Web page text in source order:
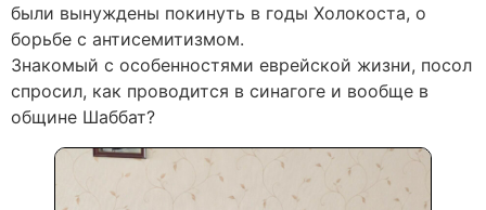
были вынуждены покинуть в годы Холокоста, о
борьбе с антисемитизмом.
Знакомый с особенностями еврейской жизни, посол
спросил, как проводится в синагоге и вообще в
общине Шаббат?